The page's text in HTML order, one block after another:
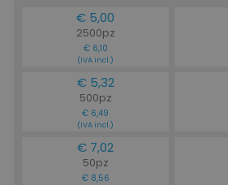
€ 5,00
2500pz
€ 6,10
(IVA incl.)
€ 5,32
500pz
€ 6,49
(IVA incl.)
€ 7,02
50pz
€ 8,56